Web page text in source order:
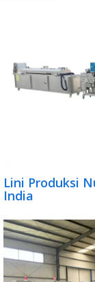
Lini Produksi
India